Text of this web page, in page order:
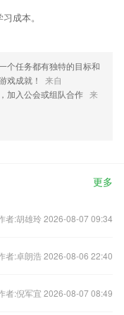
成本。
个任务都有独特的目标和
戏成就！
来自
加入公会或组队合作 来
更多
者:胡雄玲 2026-08-07 09:34
者:卓朗浩 2026-08-06 22:40
者:倪军宜 2026-08-07 08:49